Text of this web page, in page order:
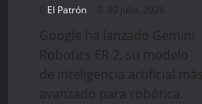
El Patrón 30 julio, 2026
Google ha lanzado Gemini
Robotics ER 2, su modelo
de inteligencia artificial más
avanzado para robótica.